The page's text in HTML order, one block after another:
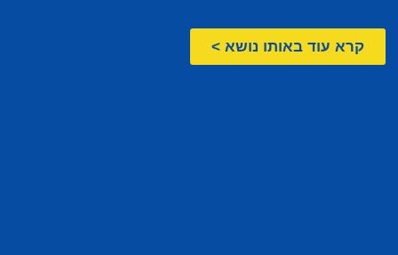
קרא עוד באותו נושא >